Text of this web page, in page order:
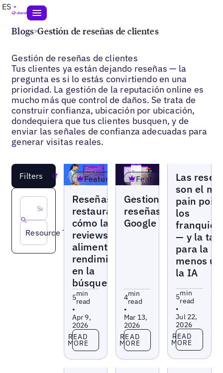
ES
Blogs>Gestión de reseñas de clientes
Gestión de reseñas de clientes
Tus clientes ya están dejando reseñas — la
pregunta es si lo estás convirtiendo en una
prioridad. La gestión de la reputación online es
mucho más que control de daños. Se trata de
construir confianza, ubicación por ubicación,
dondequiera que tus clientes busquen, y de
enviar las señales de confianza adecuadas para
generar visitas reales.
Filters Reset
Resource Type
Featured
Reseñas de
restaurantes:
cómo las
reviews
alimentan tu
rendimiento
en la
búsqueda IA
5min
read
•
Apr 9,
2026
Read more
READ
MORE
Featured
Gestionar
reseñas
Google
4min
read
•
Mar 13,
2026
Read more
READ
MORE
Las
son el
pain
los
— y la
para la
menos
la IA
5min
read
•
Jul 22,
2026
Read more
READ
MORE